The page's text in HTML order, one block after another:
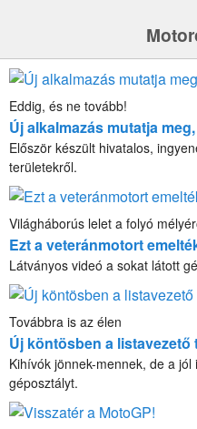
Eddig, és ne tovább!
Új alkalmazás mutatja
Először készült hivatalos,
területekről.
Világháborús lelet a folyó
Ezt a veteránmotort
Látványos videó a sokat látott
Továbbra is az élen
Új köntösben a listavezető
Kihívók jönnek-mennek, de a
géposztályt.